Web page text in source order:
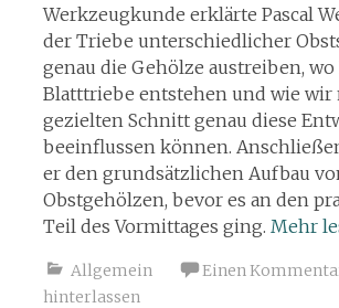
Werkzeugkunde erklärte Pascal
der Triebe unterschiedlicher
genau die Gehölze austreiben,
Blatttriebe entstehen und wie wir
gezielten Schnitt genau diese
beeinflussen können.
er den grundsätzlichen Aufbau
Obstgehölzen, bevor es an den
Teil des Vormittages ging. Mehr
Allgemein
Einen
hinterlassen